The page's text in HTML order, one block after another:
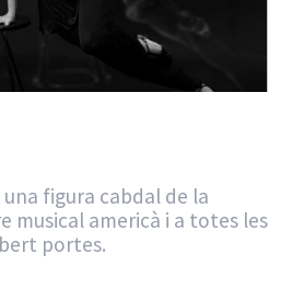
figura cabdal de la
musical americà i a totes les
portes.